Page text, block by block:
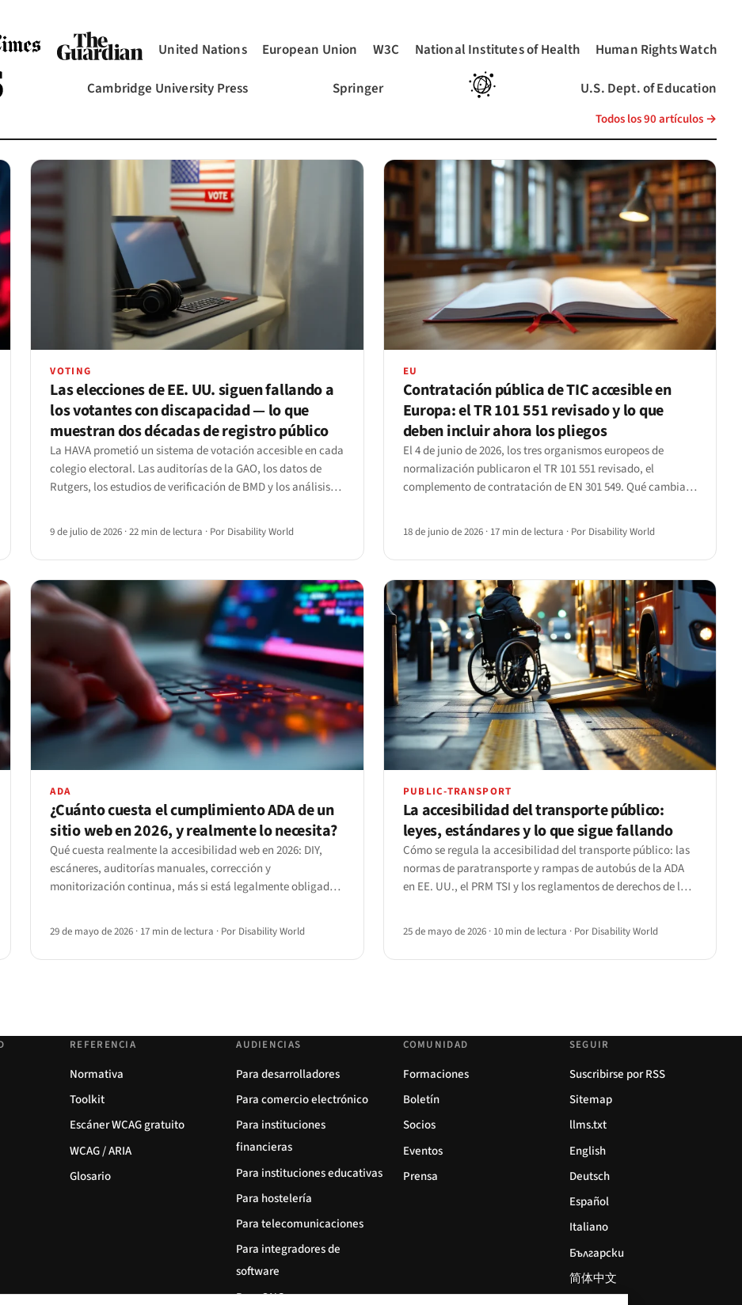
(se abre en una pestaña nueva)
United Nations
(se abre en una pestaña nueva)
European Union
(se abre en una pestaña nueva)
W3C
(se abre en una pestaña nueva)
National Institutes of Health
(se abre en una pestaña nueva)
Human Rights Watch
(se abre en una pestaña
pestaña nueva)Cambridge University Press
(se abre en una pestaña nueva)
Springer
(se abre en una pestaña nueva)(se abre en una pestaña nueva)U.S. Dept. of Education
(se abre en una pestaña
Todos los 90 artículos →
VOTING
Las elecciones de EE. UU. siguen fallando a
los votantes con discapacidad — lo que
muestran dos décadas de registro público
La HAVA prometió un sistema de votación accesible en cada
colegio electoral. Las auditorías de la GAO, los datos de
Rutgers, los estudios de verificación de BMD y los análisis
plazos web del Título II de la ADA que llegan en 2027.
9 de julio de 2026 ·22 min de lectura · Por Disability World
EU
Contratación pública de TIC accesible en
Europa: el TR 101 551 revisado y lo que
deben incluir ahora los pliegos
El 4 de junio de 2026, los tres organismos europeos de
normalización publicaron el TR 101 551 revisado, el
complemento de contratación de EN 301 549. Qué cambia
concurren a sus licitaciones.
18 de junio de 2026 · 17 min de lectura · Por Disability World
ADA
¿Cuánto cuesta el cumplimiento ADA de un
sitio web en 2026, y realmente lo necesita?
Qué cuesta realmente la accesibilidad web en 2026: DIY,
escáneres, auditorías manuales, corrección y
monitorización continua, más si está legalmente obligado,
29 de mayo de 2026 · 17 min de lectura · Por Disability World
PUBLIC-TRANSPORT
La accesibilidad del transporte público:
leyes, estándares y lo que sigue fallando
Cómo se regula la accesibilidad del transporte público: las
normas de paratransporte y rampas de autobús de la ADA
en EE. UU., el PRM TSI y los reglamentos de derechos de los
brechas que persisten desde el andén hasta la aplicación.
25 de mayo de 2026 · 10 min de lectura · Por Disability World
REFERENCIA
Normativa
Toolkit
Escáner WCAG gratuito
WCAG / ARIA
Glosario
AUDIENCIAS
Para desarrolladores
Para comercio electrónico
Para instituciones
financieras
Para instituciones educativas
Para hostelería
Para telecomunicaciones
Para integradores de
software
Para ONG
COMUNIDAD
Formaciones
Boletín
Socios
Eventos
Prensa
SEGUIR
Suscribirse por RSS
Sitemap
llms.txt
English
Deutsch
Español
Italiano
Български
简体中文